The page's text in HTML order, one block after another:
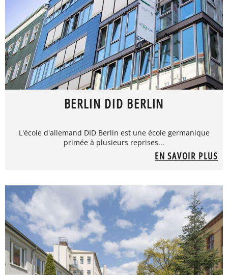
BERLIN DID BERLIN
L'école d'allemand DID Berlin est une école germanique
primée à plusieurs reprises...
EN SAVOIR PLUS